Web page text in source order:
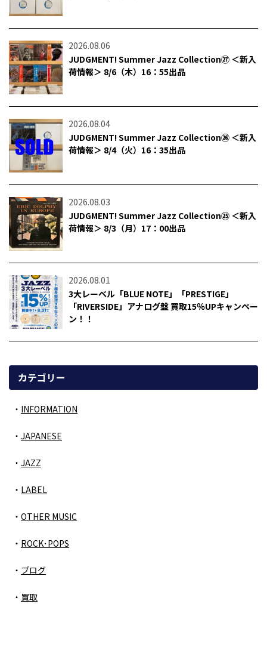
2026.08.06
JUDGMENT! Summer Jazz Collection㉗ ＜新入
荷情報＞ 8/6（木）16：55出品
2026.08.04
JUDGMENT! Summer Jazz Collection㉖ ＜新入
荷情報＞ 8/4（火）16：35出品
2026.08.03
JUDGMENT! Summer Jazz Collection㉕ ＜新入
荷情報＞ 8/3（月）17：00出品
2026.08.01
3大レーベル「BLUE NOTE」「PRESTIGE」
「RIVERSIDE」アナログ盤 買取15％UPキャンペー
ン！！
カテゴリー
INFORMATION
JAPANESE
JAZZ
LABEL
OTHER MUSIC
ROCK･POPS
ブログ
買取